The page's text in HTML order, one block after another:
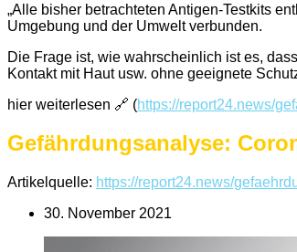
„Alle bisher betrachteten Antigen-Testkits
Umgebung und der Umwelt verbunden.
Die Frage ist, wie wahrscheinlich ist es,
Kontakt mit Haut usw. ohne geeignete
hier weiterlesen 🔗 (https://report24.news/
Gefährdungsanalyse:
Artikelquelle: https://report24.news/
30. November 2021